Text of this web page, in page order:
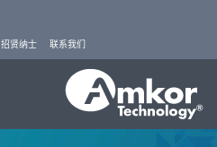
招贤纳士 联系我们